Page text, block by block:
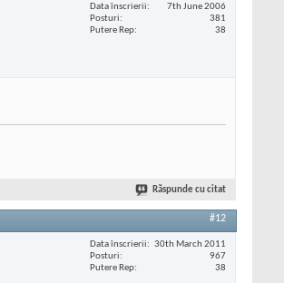
Data înscrierii
7th June 2006
Posturi
381
Putere Rep
38
Răspunde cu citat
#12
Data înscrierii
30th March 2011
Posturi
967
Putere Rep
38